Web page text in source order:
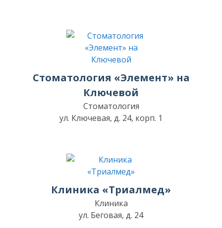
Стоматология «Элемент» на
Ключевой
Стоматология
ул. Ключевая, д. 24, корп. 1
Клиника «Триалмед»
Клиника
ул. Беговая, д. 24